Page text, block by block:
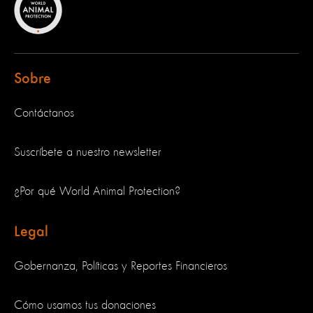
Sobre
Contáctanos
Suscríbete a nuestro newsletter
¿Por qué World Animal Protection?
Legal
Gobernanza, Políticas y Reportes Financieros
Cómo usamos tus donaciones